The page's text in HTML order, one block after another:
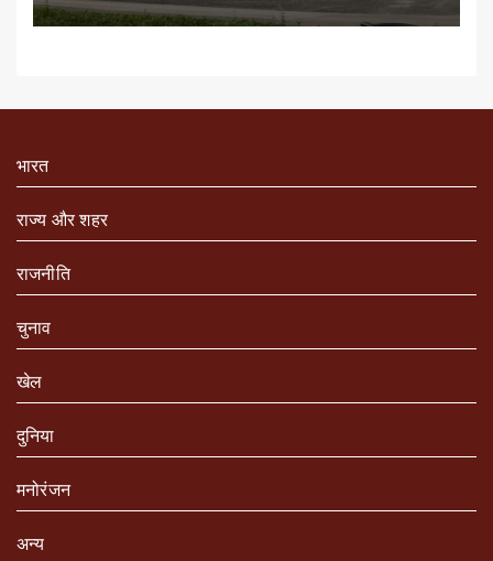
भारत
राज्य और शहर
राजनीति
चुनाव
खेल
दुनिया
मनोरंजन
अन्य